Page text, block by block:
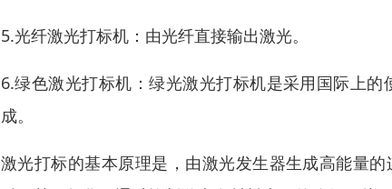
5.光纤激光打标机：由光纤直接输出激光。
6.绿色激光打标机：绿光激光打标机是采用国际上
成。
激光打标的基本原理是，由激光发生器生成高能量